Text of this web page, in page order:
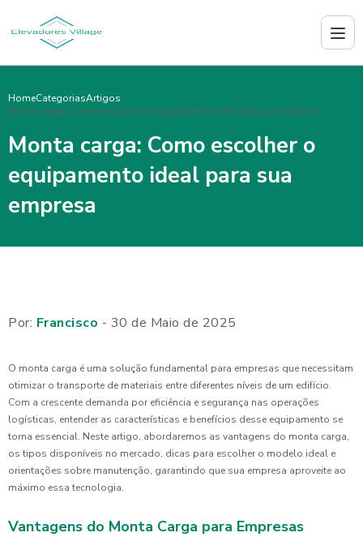
HomeCategoriasArtigos
Monta carga: Como escolher o equipamento ideal para sua empresa
Monta carga: Como escolher o
equipamento ideal para sua
empresa
Por: Francisco - 30 de Maio de 2025
O monta carga é uma solução fundamental para empresas que necessitam
otimizar o transporte de materiais entre diferentes níveis de um edifício.
Com a crescente demanda por eficiência e segurança nas operações
logísticas, entender as características e benefícios desse equipamento se
torna essencial. Neste artigo, abordaremos as vantagens do monta carga,
os tipos disponíveis no mercado, dicas para escolher o modelo ideal e
orientações sobre manutenção, garantindo que sua empresa aproveite ao
máximo essa tecnologia.
Vantagens do Monta Carga para Empresas